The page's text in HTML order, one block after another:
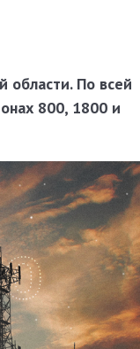
области. По всей
800, 1800 и